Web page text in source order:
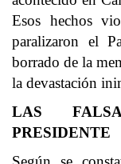
Esos hechos
paralizaron el
borrado de la
la devastación
LAS
PRESIDENTE